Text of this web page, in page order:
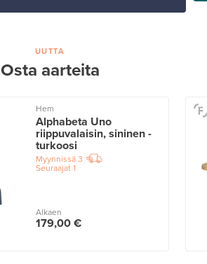
UUTTA
Osta aarteita
Hem
Alphabeta Uno
riippuvalaisin, sininen -
turkoosi
Myynnissä3
Seuraajat1
Alkaen
179,00 €